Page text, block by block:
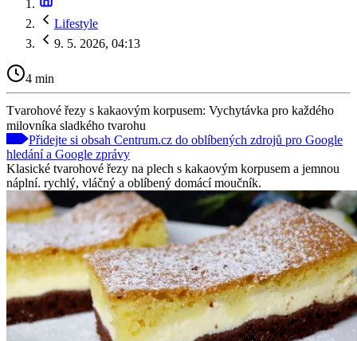
Lifestyle
9. 5. 2026, 04:13
4 min
Tvarohové řezy s kakaovým korpusem: Vychytávka pro každého
milovníka sladkého tvarohu
Přidejte si obsah Centrum.cz do oblíbených zdrojů pro Google
hledání a Google zprávy
Klasické tvarohové řezy na plech s kakaovým korpusem a jemnou
náplní. rychlý, vláčný a oblíbený domácí moučník.